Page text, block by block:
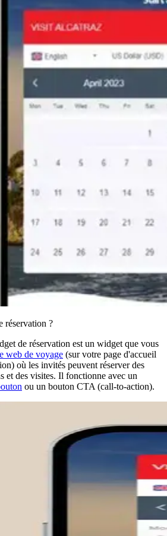
réservation ?
de réservation est un widget que vous
web de voyage (sur votre page d'accueil
où les invités peuvent réserver des
et des visites. Il fonctionne avec un
ou un bouton CTA (call-to-action).